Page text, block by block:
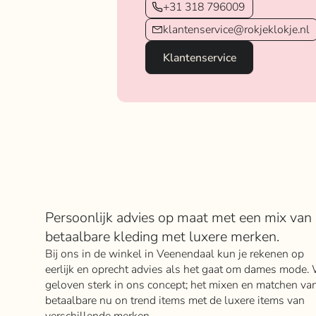
+31 318 796009
klantenservice@rokjeklokje.nl
Klantenservice
Over Rokje Klokje
Persoonlijk advies op maat met een mix van
betaalbare kleding met luxere merken.
Bij ons in de winkel in Veenendaal kun je rekenen op
eerlijk en oprecht advies als het gaat om dames mode.
geloven sterk in ons concept; het mixen en matchen
betaalbare nu on trend items met de luxere items van